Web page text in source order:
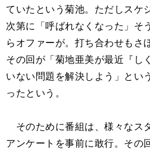
ていたという菊池。ただしスケ
次第に「呼ばれなくなった」そ
らオファーが。打ち合わせもさ
その回が「菊地亜美が最近『し
いない問題を解決しよう」とい
ったという。
そのために番組は、様々なス
アンケートを事前に敢行。その